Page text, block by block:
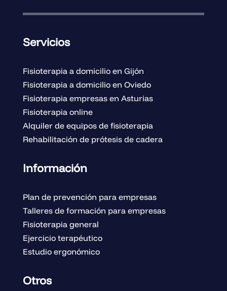
Servicios
Fisioterapia a domicilio en Gijón
Fisioterapia a domicilio en Oviedo
Fisioterapia empresas en Asturias
Fisioterapia online
Alquiler de equipos de fisioterapia
Rehabilitación de prótesis de cadera
Información
Plan de prevención para empresas
Talleres de formación para empresas
Fisioterapia general
Ejercicio terapéutico
Estudio ergonómico
Otros